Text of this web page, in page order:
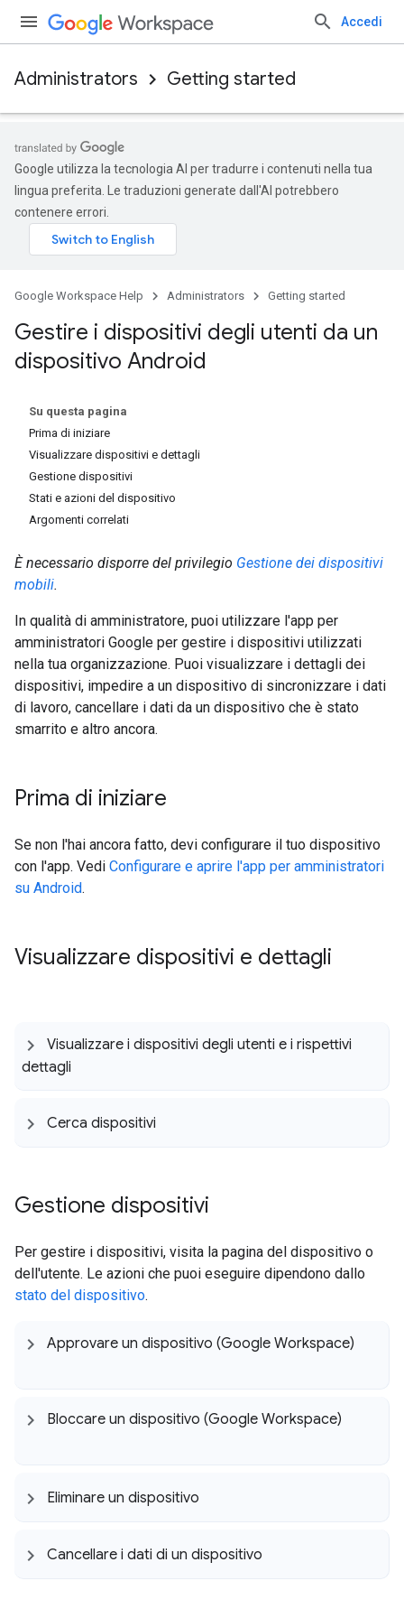
Accedi
Administrators Getting started
Google utilizza la tecnologia AI per tradurre i contenuti nella tua
lingua preferita. Le traduzioni generate dall'AI potrebbero
contenere errori.
Google Workspace Help Administrators Getting started
Gestire i dispositivi degli utenti da un
dispositivo Android
Su questa pagina
Prima di iniziare
Visualizzare dispositivi e dettagli
Gestione dispositivi
Stati e azioni del dispositivo
Argomenti correlati
È necessario disporre del privilegio Gestione dei dispositivi
mobili.
In qualità di amministratore, puoi utilizzare l'app per
amministratori Google per gestire i dispositivi utilizzati
nella tua organizzazione. Puoi visualizzare i dettagli dei
dispositivi, impedire a un dispositivo di sincronizzare i dati
di lavoro, cancellare i dati da un dispositivo che è stato
smarrito e altro ancora.
Prima di iniziare
Se non l'hai ancora fatto, devi configurare il tuo dispositivo
con l'app. Vedi Configurare e aprire l'app per amministratori
su Android.
Visualizzare dispositivi e dettagli
Visualizzare i dispositivi degli utenti e i rispettivi
dettagli
Cerca dispositivi
Gestione dispositivi
Per gestire i dispositivi, visita la pagina del dispositivo o
dell'utente. Le azioni che puoi eseguire dipendono dallo
stato del dispositivo.
Approvare un dispositivo (Google Workspace)
Bloccare un dispositivo (Google Workspace)
Eliminare un dispositivo
Cancellare i dati di un dispositivo